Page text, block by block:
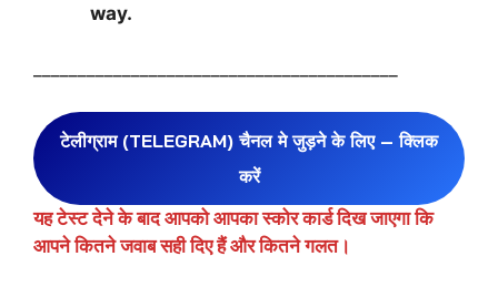
way.
टेलीग्राम (TELEGRAM) चैनल मे जुड़ने के लिए – क्लिक
करें
यह टेस्ट देने के बाद आपको आपका स्कोर कार्ड दिख जाएगा कि
आपने कितने जवाब सही दिए हैं और कितने गलत।